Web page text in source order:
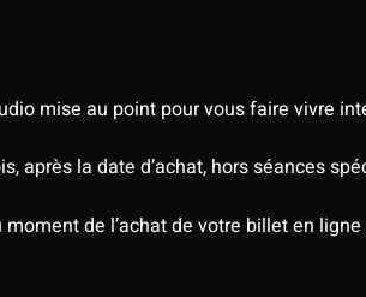
mise au point pour vous faire vivre
après la date d’achat, hors séances
de l’achat de votre billet en